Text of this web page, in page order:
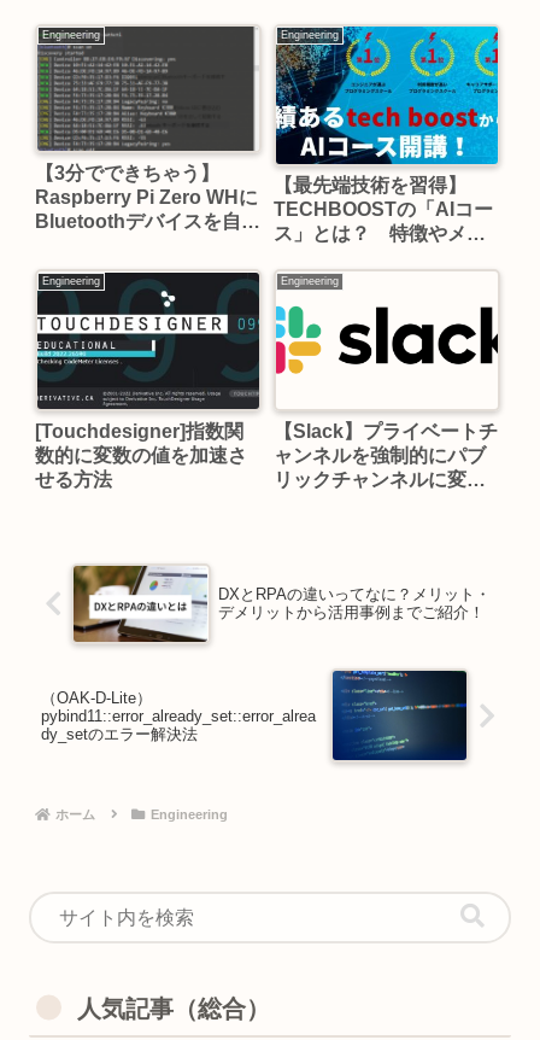
合の対処法
Engineering
【3分でできちゃう】
Raspberry Pi Zero WHに
Bluetoothデバイスを自動
Engineering
【最先端技術を習得】
TECHBOOSTの「AIコー
ス」とは？ 特徴やメリ
イエンティストになろ
う】
Engineering
[Touchdesigner]指数関
数的に変数の値を加速さ
せる方法
Engineering
【Slack】プライベートチ
ャンネルを強制的にパブ
リックチャンネルに変更
DXとRPAの違いってなに？メリット・
デメリットから活用事例までご紹介！
（OAK-D-Lite）
pybind11::error_already_set::error_alrea
dy_setのエラー解決法
ホーム Engineering
人気記事（総合）